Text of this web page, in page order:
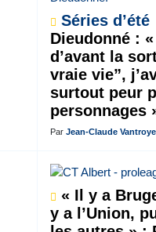
Séries d’été
Dieudonné :
d’avant la
vraie vie”,
surtout peur
personnages
ParJean-Claude
« Il y a
y a l’Union,